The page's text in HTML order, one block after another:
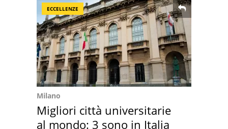
ECCELLENZE
Milano
Migliori città universitarie
al mondo: 3 sono in Italia